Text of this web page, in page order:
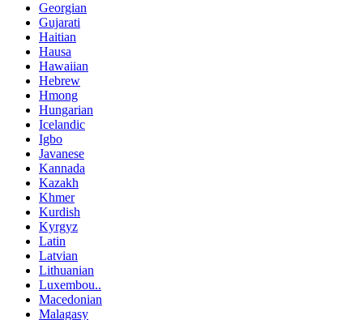
Georgian
Gujarati
Haitian
Hausa
Hawaiian
Hebrew
Hmong
Hungarian
Icelandic
Igbo
Javanese
Kannada
Kazakh
Khmer
Kurdish
Kyrgyz
Latin
Latvian
Lithuanian
Luxembou..
Macedonian
Malagasy